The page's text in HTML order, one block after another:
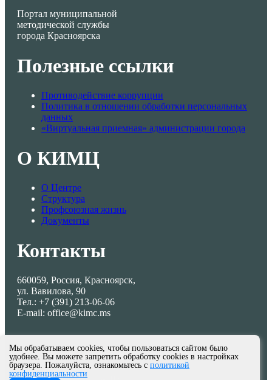
Портал муниципальной
методической службы
города Красноярска
Полезные ссылки
Противодействие коррупции
Политика в отношении обработки персональных
данных
«Виртуальная приемная» администрации города
О КИМЦ
О Центре
Структура
Профсоюзная жизнь
Документы
Контакты
660059, Россия, Красноярск,
ул. Вавилова, 90
Тел.: +7 (391) 213-06-06
E-mail: office@kimc.ms
Мы обрабатываем cookies, чтобы пользоваться сайтом было
удобнее. Вы можете запретить обработку cookies в настройках
браузера. Пожалуйста, ознакомьтесь с политикой
конфиденциальности